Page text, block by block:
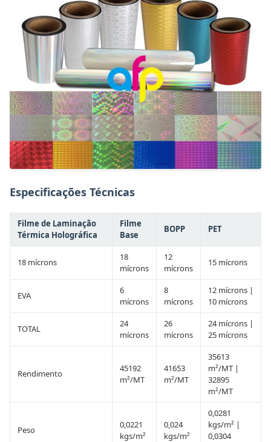
Especificações Técnicas
Filme de Laminação
Térmica Holográfica
Filme
Base
BOPP PET
18 mícrons
18
mícrons
12
mícrons
15 mícrons
EVA
6
mícrons
8
mícrons
12 mícrons |
10 mícrons
TOTAL
24
mícrons
26
mícrons
24 mícrons |
25 mícrons
Rendimento
45192
m²/MT
41653
m²/MT
35613
m²/MT |
32895
m²/MT
Peso
0,0221
kgs/m²
0,024
kgs/m²
0,0281
kgs/m² |
0,0304